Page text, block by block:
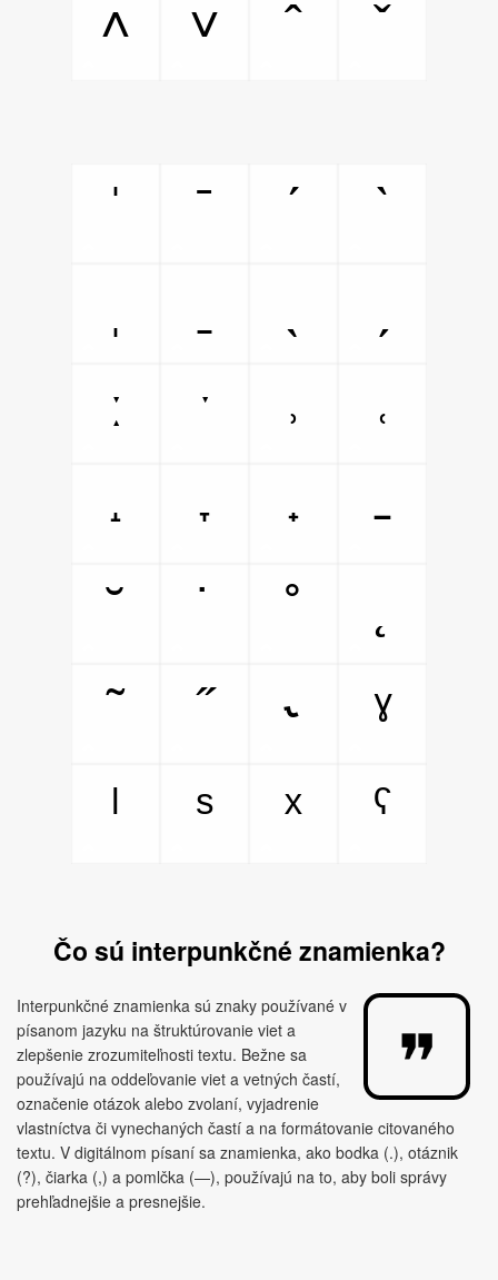
˄ ˅ ˆ ˇ
ˈ ˉ ˊ
ˋ
ː
ˑ ˒
˓
˔
˕ ˖
˗
˘
˙ ˚
˜
˝ ˞
ˠ
ˡ
ˢ ˣ ˤ
Čo sú interpunkčné znamienka?
Interpunkčné znamienka sú znaky používané v
písanom jazyku na štruktúrovanie viet a
zlepšenie zrozumiteľnosti textu. Bežne sa
používajú na oddeľovanie viet a vetných častí,
označenie otázok alebo zvolaní, vyjadrenie
vlastníctva či vynechaných častí a na formátovanie citovaného
textu. V digitálnom písaní sa znamienka, ako bodka (.), otáznik
(?), čiarka (,) a pomlčka (—), používajú na to, aby boli správy
prehľadnejšie a presnejšie.